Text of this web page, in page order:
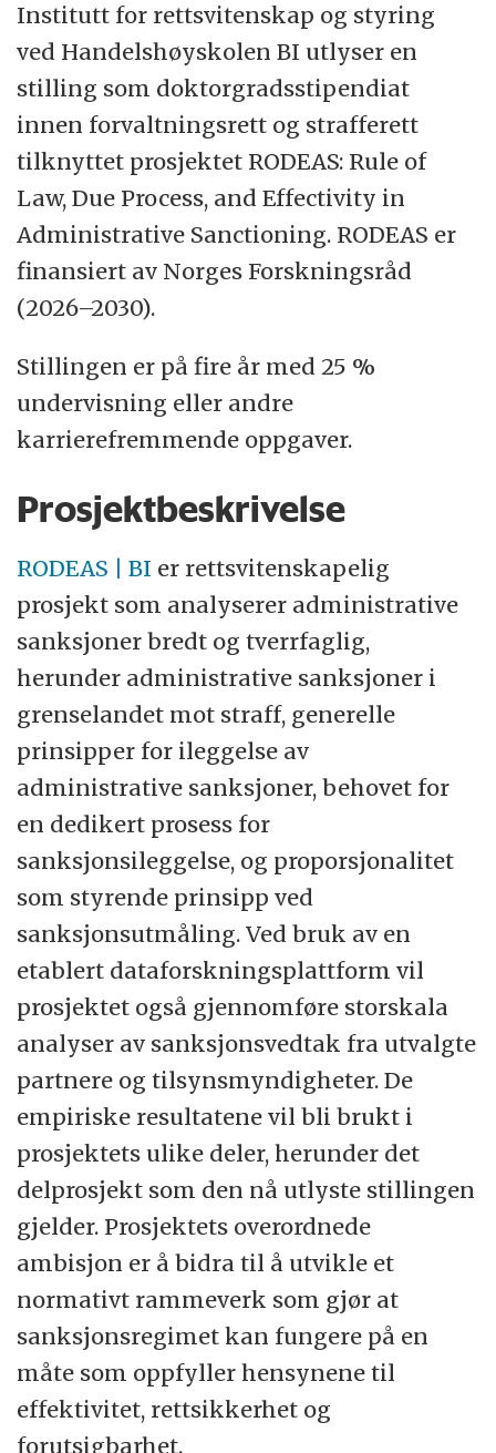
selskaper, organisasjoner og institusjoner
bidrar til å heve kvaliteten på vårt
utdanningstilbud. BIs Strategi 2030 har
definert tydelige mål for å sikre at skolen
leverer kunnskap som forandrer gjennom
førsteklasses forskning og enestående
læringsopplevelser. Vi gir virksomheter
kunnskapen de trenger for å lykkes og
mennesker muligheten til å bygge
meningsfylte karrierer.
Institutt for rettsvitenskap og styring
ved Handelshøyskolen BI utlyser en
stilling som doktorgradsstipendiat
innen forvaltningsrett og strafferett
tilknyttet prosjektet RODEAS: Rule of
Law, Due Process, and Effectivity in
Administrative Sanctioning. RODEAS er
finansiert av Norges Forskningsråd
(2026–2030).
Stillingen er på fire år med 25 %
undervisning eller andre
karrierefremmende oppgaver.
Prosjektbeskrivelse
RODEAS | BI er rettsvitenskapelig
prosjekt som analyserer administrative
sanksjoner bredt og tverrfaglig,
herunder administrative sanksjoner i
grenselandet mot straff, generelle
prinsipper for ileggelse av
administrative sanksjoner, behovet for
en dedikert prosess for
sanksjonsileggelse, og proporsjonalitet
som styrende prinsipp ved
sanksjonsutmåling. Ved bruk av en
etablert dataforskningsplattform vil
prosjektet også gjennomføre storskala
analyser av sanksjonsvedtak fra utvalgte
partnere og tilsynsmyndigheter. De
empiriske resultatene vil bli brukt i
prosjektets ulike deler, herunder det
delprosjekt som den nå utlyste stillingen
gjelder. Prosjektets overordnede
ambisjon er å bidra til å utvikle et
normativt rammeverk som gjør at
sanksjonsregimet kan fungere på en
måte som oppfyller hensynene til
effektivitet, rettsikkerhet og
forutsigbarhet.